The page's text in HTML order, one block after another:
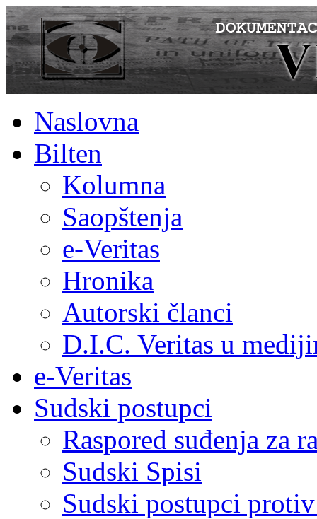
Naslovna
Bilten
Kolumna
Saopštenja
e-Veritas
Hronika
Autorski članci
D.I.C. Veritas u
e-Veritas
Sudski postupci
Raspored suđenja za
Sudski Spisi
Sudski postupci